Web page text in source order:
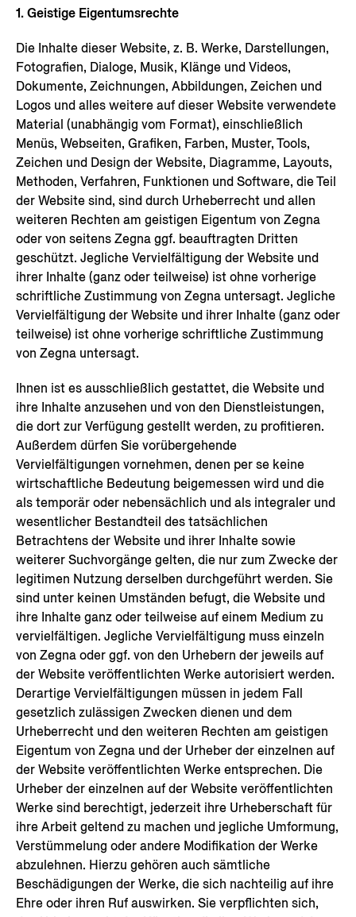
1. Geistige Eigentumsrechte
Die Inhalte dieser Website, z. B. Werke, Darstellungen,
Fotografien, Dialoge, Musik, Klänge und Videos,
Dokumente, Zeichnungen, Abbildungen, Zeichen und
Logos und alles weitere auf dieser Website verwendete
Material (unabhängig vom Format), einschließlich
Menüs, Webseiten, Grafiken, Farben, Muster, Tools,
Zeichen und Design der Website, Diagramme, Layouts,
Methoden, Verfahren, Funktionen und Software, die Teil
der Website sind, sind durch Urheberrecht und allen
weiteren Rechten am geistigen Eigentum von Zegna
oder von seitens Zegna ggf. beauftragten Dritten
geschützt. Jegliche Vervielfältigung der Website und
ihrer Inhalte (ganz oder teilweise) ist ohne vorherige
schriftliche Zustimmung von Zegna untersagt. Jegliche
Vervielfältigung der Website und ihrer Inhalte (ganz oder
teilweise) ist ohne vorherige schriftliche Zustimmung
von Zegna untersagt.
Ihnen ist es ausschließlich gestattet, die Website und
ihre Inhalte anzusehen und von den Dienstleistungen,
die dort zur Verfügung gestellt werden, zu profitieren.
Außerdem dürfen Sie vorübergehende
Vervielfältigungen vornehmen, denen per se keine
wirtschaftliche Bedeutung beigemessen wird und die
als temporär oder nebensächlich und als integraler und
wesentlicher Bestandteil des tatsächlichen
Betrachtens der Website und ihrer Inhalte sowie
weiterer Suchvorgänge gelten, die nur zum Zwecke der
legitimen Nutzung derselben durchgeführt werden. Sie
sind unter keinen Umständen befugt, die Website und
ihre Inhalte ganz oder teilweise auf einem Medium zu
vervielfältigen. Jegliche Vervielfältigung muss einzeln
von Zegna oder ggf. von den Urhebern der jeweils auf
der Website veröffentlichten Werke autorisiert werden.
Derartige Vervielfältigungen müssen in jedem Fall
gesetzlich zulässigen Zwecken dienen und dem
Urheberrecht und den weiteren Rechten am geistigen
Eigentum von Zegna und der Urheber der einzelnen auf
der Website veröffentlichten Werke entsprechen. Die
Urheber der einzelnen auf der Website veröffentlichten
Werke sind berechtigt, jederzeit ihre Urheberschaft für
ihre Arbeit geltend zu machen und jegliche Umformung,
Verstümmelung oder andere Modifikation der Werke
abzulehnen. Hierzu gehören auch sämtliche
Beschädigungen der Werke, die sich nachteilig auf ihre
Ehre oder ihren Ruf auswirken. Sie verpflichten sich,